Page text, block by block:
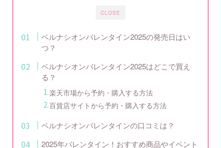
CLOSE
ベルナシオンバレンタイン2025の発売日はい
つ？
ベルナシオンバレンタイン2025はどこで買え
る？
楽天市場から予約・購入する方法
百貨店サイトから予約・購入する方法
ベルナシオンバレンタインの口コミは？
2025年バレンタイン！おすすめ商品やイベント